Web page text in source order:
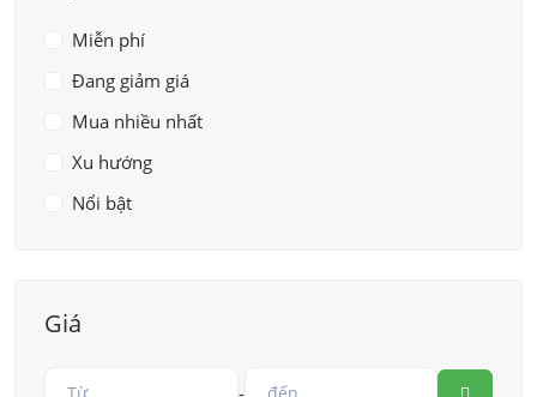
Miễn phí
Đang giảm giá
Mua nhiều nhất
Xu hướng
Nổi bật
Giá